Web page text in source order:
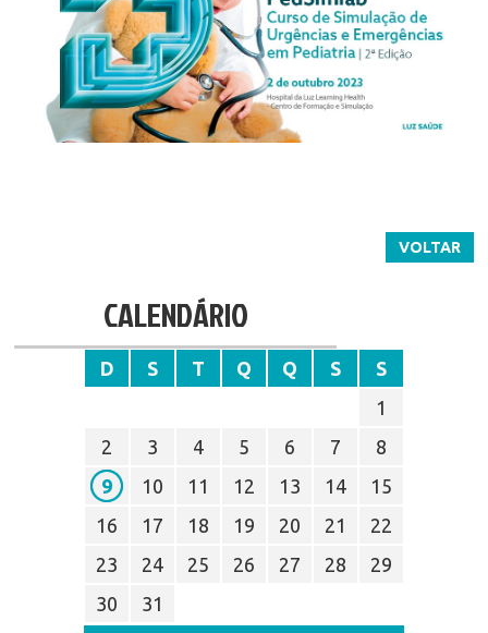
VOLTAR
CALENDÁRIO
D S T Q Q S
S
1
2
3 4 5 6 7
8
9
10 11 12 13 14
15
16
17 18 19 20 21
22
23
24 25 26 27 28
29
30
31